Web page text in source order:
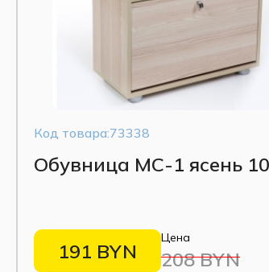
Компактная ширина (760 мм) —
Высокие опоры (380 мм) —
Код товара:73338
Обувница МС-1 ясень
Цена
208 BYN
191 BYN